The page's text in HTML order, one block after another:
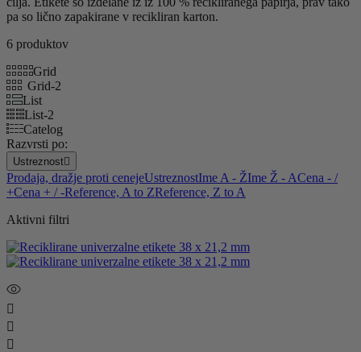
pa so lično zapakirane v recikliran karton.
6 produktov
Grid
Grid-2
List
List-2
Catelog
Razvrsti po:
Ustreznost
Prodaja, dražje proti cenejeUstreznostIme A - ŽIme Ž - ACena - /
+Cena + / -Reference, A to ZReference, Z to A
Aktivni filtri


